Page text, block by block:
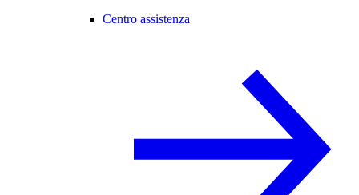
Centro assistenza